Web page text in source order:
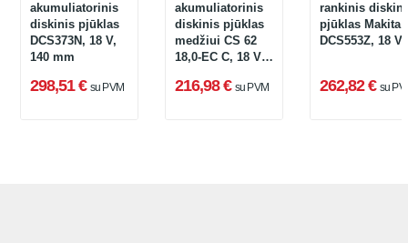
akumuliatorinis
diskinis pjūklas
DCS373N, 18 V,
140 mm
298,51 € su PVM
akumuliatorinis
diskinis pjūklas
medžiui CS 62
18,0-EC C, 18 V
akumuliatoriaus
216,98 € su PVM
rankinis
pjūklas Makita
DCS553Z, 18 V
262,82 € su